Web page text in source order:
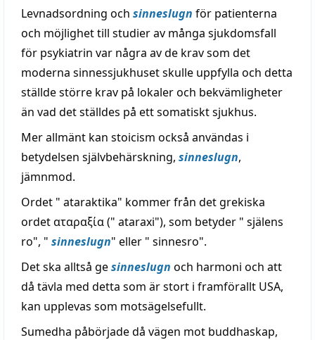
Levnadsordning och sinneslugn för patienterna
och möjlighet till studier av många sjukdomsfall
för psykiatrin var några av de krav som det
moderna sinnessjukhuset skulle uppfylla och detta
ställde större krav på lokaler och bekvämligheter
än vad det ställdes på ett somatiskt sjukhus.
Mer allmänt kan stoicism också användas i
betydelsen självbehärskning, sinneslugn,
jämnmod.
Ordet " ataraktika" kommer från det grekiska
ordet αταραξία (" ataraxi"), som betyder " själens
ro", " sinneslugn" eller " sinnesro".
Det ska alltså gesinneslugn och harmoni och att
då tävla med detta som är stort i framförallt USA,
kan upplevas som motsägelsefullt.
Sumedha påbörjade då vägen mot buddhaskap,